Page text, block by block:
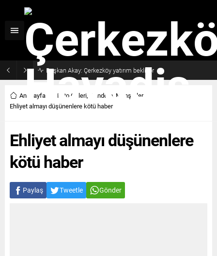
Başkan Akay: Çerkezköy yatırım bekliyor
Anasayfa Foto Galeri, Gündem, Manşetler
Ehliyet almayı düşünenlere kötü haber
Ehliyet almayı düşünenlere
kötü haber
Paylaş Tweetle Gönder